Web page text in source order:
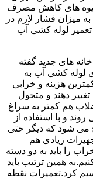
های کاهش مصرف
میزان فشار لازم در
تعمیر لوله کشی آب
های جدید گفته
لوله کشی آب به
هزینه و خرابی
دهند و متحول
هم کمتر به سراغ
و با استفاده از
می شود که دیگر حتی
زیادی هم
را باید به دو دسته
همین ترتیب باید
کرد.تعمیرات نقطه